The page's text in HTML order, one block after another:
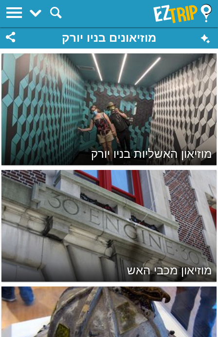
EZTrip
מוזיאונים בניו יורק
מוזיאון האשליות בניו יורק
מוזיאון מכבי האש